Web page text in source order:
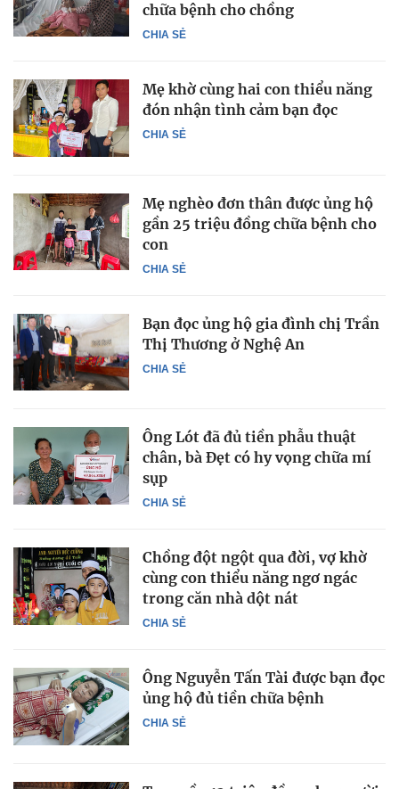
CHIA SẺ
chữa bệnh cho chồng
CHIA SẺ
Mẹ khờ cùng hai con thiểu năng
đón nhận tình cảm bạn đọc
CHIA SẺ
Mẹ nghèo đơn thân được ủng hộ
gần 25 triệu đồng chữa bệnh cho
con
CHIA SẺ
Bạn đọc ủng hộ gia đình chị Trần
Thị Thương ở Nghệ An
CHIA SẺ
Ông Lót đã đủ tiền phẫu thuật
chân, bà Đẹt có hy vọng chữa mí
sụp
CHIA SẺ
Chồng đột ngột qua đời, vợ khờ
cùng con thiểu năng ngơ ngác
trong căn nhà dột nát
CHIA SẺ
Ông Nguyễn Tấn Tài được bạn đọc
ủng hộ đủ tiền chữa bệnh